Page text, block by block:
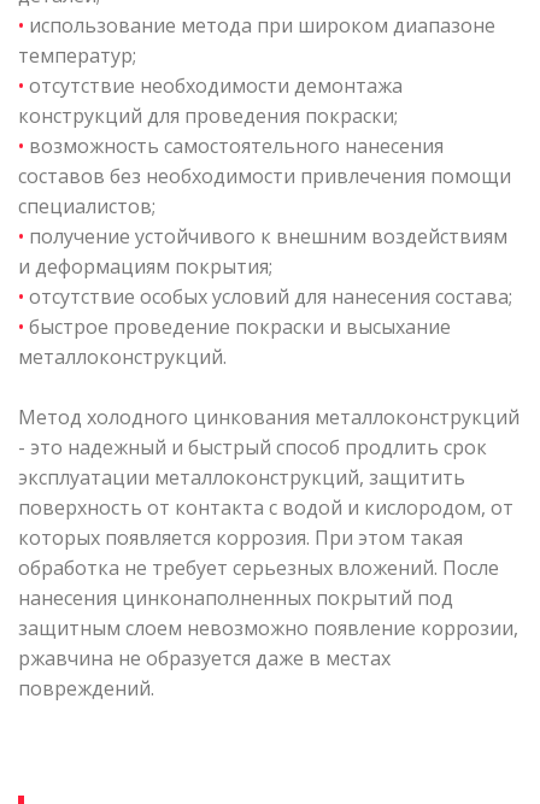
• использование метода при широком диапазоне
температур;
• отсутствие необходимости демонтажа
конструкций для проведения покраски;
• возможность самостоятельного нанесения
составов без необходимости привлечения помощи
специалистов;
• получение устойчивого к внешним воздействиям
и деформациям покрытия;
• отсутствие особых условий для нанесения состава;
• быстрое проведение покраски и высыхание
металлоконструкций.
Метод холодного цинкования металлоконструкций
- это надежный и быстрый способ продлить срок
эксплуатации металлоконструкций, защитить
поверхность от контакта с водой и кислородом, от
которых появляется коррозия. При этом такая
обработка не требует серьезных вложений. После
нанесения цинконаполненных покрытий под
защитным слоем невозможно появление коррозии,
ржавчина не образуется даже в местах
повреждений.